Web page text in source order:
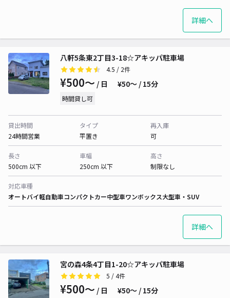
詳細へ
八軒5条東2丁目3-18☆アキッパ駐車場
4.5 / 2件
¥500〜 / 日 ¥50〜 / 15分
時間貸し可
貸出時間
24時間営業
タイプ
平置き
再入庫
可
長さ
500cm 以下
車幅
250cm 以下
高さ
制限なし
対応車種
オートバイ軽自動車コンパクトカー中型車ワンボックス大型車・SUV
詳細へ
宮の森4条4丁目1-20☆アキッパ駐車場
5 / 4件
¥500〜 / 日 ¥50〜 / 15分